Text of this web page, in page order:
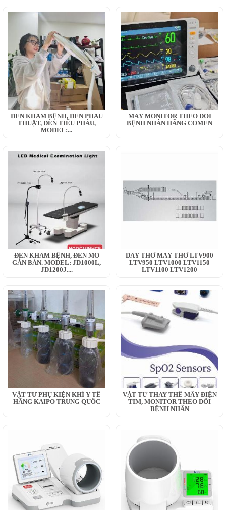
ĐÈN KHÁM BỆNH, ĐÈN PHẪU
THUẬT, ĐÈN TIỂU PHẪU,
MODEL:...
MÁY MONITOR THEO DÕI
BỆNH NHÂN HÃNG COMEN
ĐÈN KHÁM BỆNH, ĐÈN MỔ
GẮN BÀN. MODEL: JD1000L,
JD1200J,...
DÂY THỞ MÁY THỞ LTV900
LTV950 LTV1000 LTV1150
LTV1100 LTV1200
VẬT TƯ PHỤ KIỆN KHÍ Y TẾ
HÃNG KAIPO TRUNG QUỐC
VẬT TƯ THAY THẾ MÂY ĐIỆN
TIM, MONITOR THEO DÕI
BỆNH NHÂN